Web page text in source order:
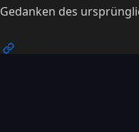
Gedanken des